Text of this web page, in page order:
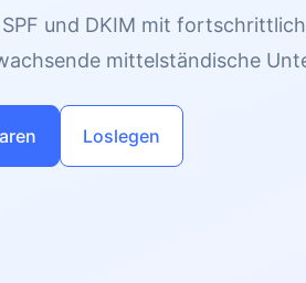
und DKIM mit
mittelständische
Loslegen